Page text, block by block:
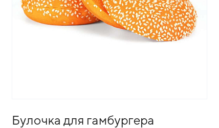
Булочка для гамбургера